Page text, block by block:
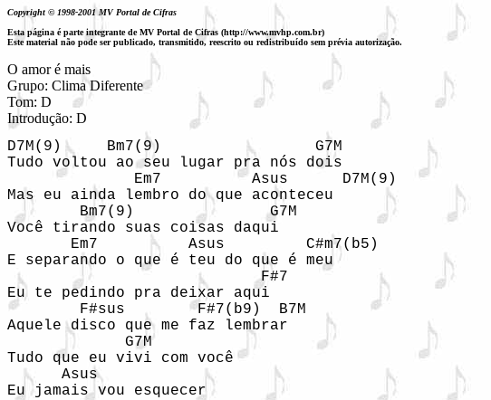
Copyright © 1998-2001 MV Portal de Cifras
Esta página é parte integrante de MV Portal de Cifras (http://www.mvhp.com.br)
Este material não pode ser publicado, transmitido, reescrito ou redistribuído sem prévia autorização.
O amor é mais
Grupo: Clima Diferente
Tom: D
Introdução: D
D7M(9)     Bm7(9)                 G7M
Tudo voltou ao seu lugar pra nós dois
              Em7          Asus      D7M(9)
Mas eu ainda lembro do que aconteceu
        Bm7(9)               G7M
Você tirando suas coisas daqui
       Em7          Asus         C#m7(b5)
E separando o que é teu do que é meu
                            F#7
Eu te pedindo pra deixar aqui
        F#sus        F#7(b9)  B7M
Aquele disco que me faz lembrar
             G7M
Tudo que eu vivi com você
      Asus
Eu jamais vou esquecer